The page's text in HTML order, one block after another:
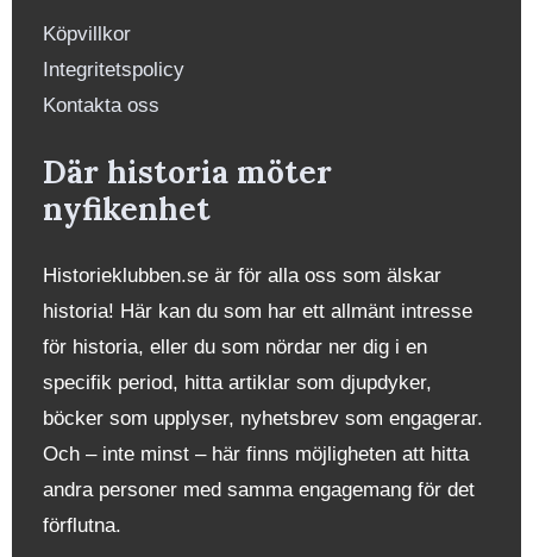
Köpvillkor
Integritetspolicy
Kontakta oss
Där historia möter
nyfikenhet
Historieklubben.se är för alla oss som älskar
historia! Här kan du som har ett allmänt intresse
för historia, eller du som nördar ner dig i en
specifik period, hitta artiklar som djupdyker,
böcker som upplyser, nyhetsbrev som engagerar.
Och – inte minst – här finns möjligheten att hitta
andra personer med samma engagemang för det
förflutna.